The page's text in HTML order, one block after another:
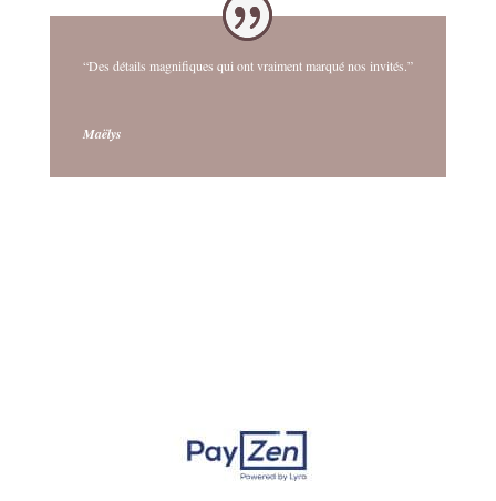
“Des détails magnifiques qui ont vraiment marqué nos invités.”
Maëlys